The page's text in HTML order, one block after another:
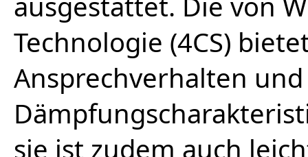
Technologie (4CS)
Ansprechverhalten
sie ist zudem auch